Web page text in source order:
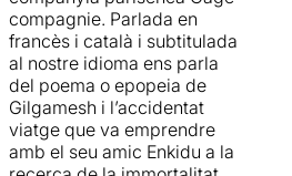
dimensió desconeguda amb
les seves pròpies lleis.
I és aquí, en aquest univers
farcit de contrastos, on hi
conviuen el teatre més
tradicional amb la
compagnie. Parlada en
francès i català i subtitulada
al nostre idioma ens parla
del poema o epopeia de
Gilgamesh i l’accidentat
viatge que va emprendre
amb el seu amic Enkidu a la